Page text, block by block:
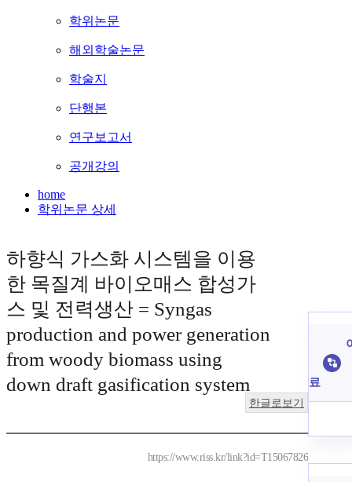
학위논문
해외학술논문
학술지
단행본
연구보고서
공개강의
home
학위논문 상세
하향식 가스화 시스템을 이용
한 목질계 바이오매스 합성가
스 및 전력생산 = Syngas
production and power generation
from woody biomass using
down draft gasification system
한글로보기
https://www.riss.kr/link?id=T15067826
료